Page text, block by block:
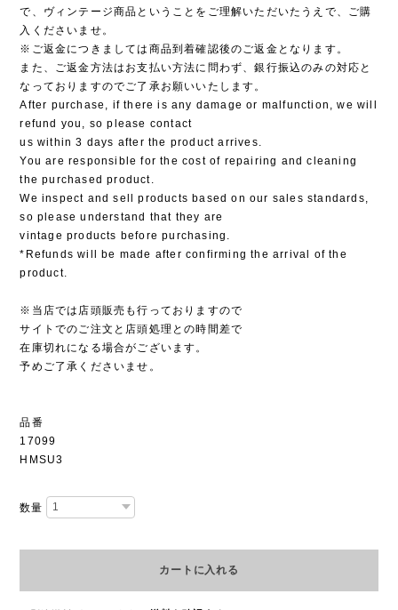
で、ヴィンテージ商品ということをご理解いただいたうえで、ご購
入くださいませ。
※ご返金につきましては商品到着確認後のご返金となります。
また、ご返金方法はお支払い方法に問わず、銀行振込のみの対応と
なっておりますのでご了承お願いいたします。
After purchase, if there is any damage or malfunction, we will
refund you, so please contact
us within 3 days after the product arrives.
You are responsible for the cost of repairing and cleaning
the purchased product.
We inspect and sell products based on our sales standards,
so please understand that they are
vintage products before purchasing.
*Refunds will be made after confirming the arrival of the
product.
※当店では店頭販売も行っておりますので
サイトでのご注文と店頭処理との時間差で
在庫切れになる場合がございます。
予めご了承くださいませ。
品番
17099
HMSU3
数量
カートに入れる